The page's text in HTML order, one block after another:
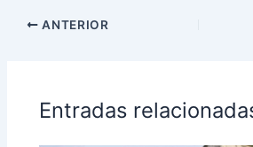
ANTERIOR
Entradas